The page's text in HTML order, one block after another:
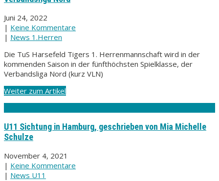
Juni 24, 2022
| Keine Kommentare
| News 1.Herren
Die TuS Harsefeld Tigers 1. Herrenmannschaft wird in der
kommenden Saison in der fünfthöchsten Spielklasse, der
Verbandsliga Nord (kurz VLN)
Weiter zum Artikel
U11 Sichtung in Hamburg, geschrieben von Mia Michelle
Schulze
November 4, 2021
| Keine Kommentare
| News U11